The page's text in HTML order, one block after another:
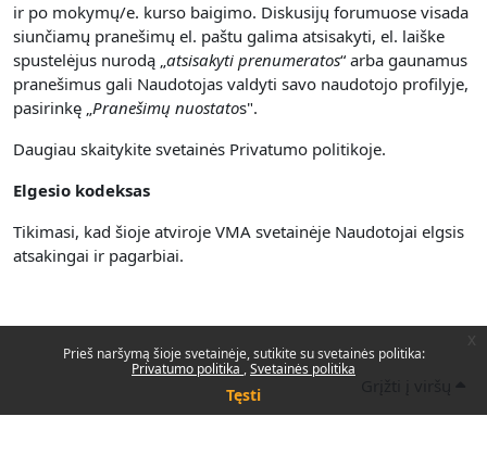
Prieš naršymą šioje svetainėje, sutikite su svetainės politika:
Privatumo politika Svetainės politika
Tęsti
ir po mokymų/e. kurso baigimo. Diskusijų forumuose visada
siunčiamų pranešimų el. paštu galima atsisakyti, el. laiške
spustelėjus nurodą „atsisakyti prenumeratos“ arba gaunamus
pranešimus gali Naudotojas valdyti savo naudotojo profilyje,
pasirinkę „Pranešimų nuostatos".
Daugiau skaitykite svetainės Privatumo politikoje.
Elgesio kodeksas
Tikimasi, kad šioje atviroje VMA svetainėje Naudotojai elgsis
atsakingai ir pagarbiai.